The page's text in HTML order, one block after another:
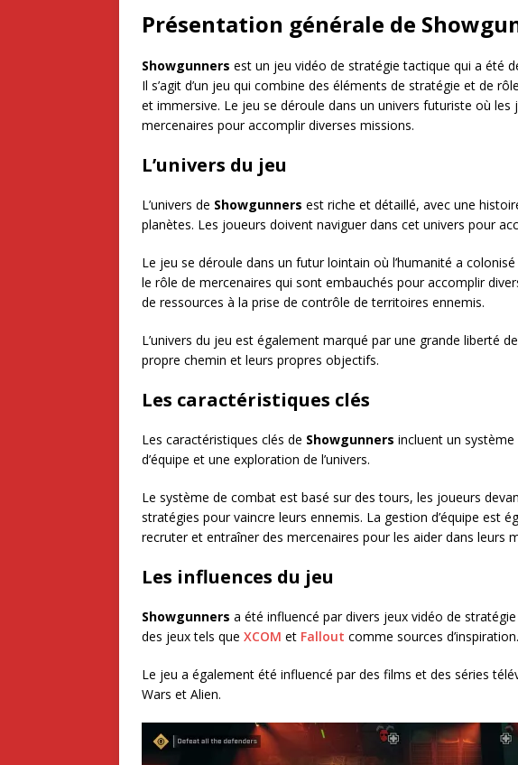
Présentation générale de
Showgunners est un jeu vidéo de stratégie tactique qui a été
Il s’agit d’un jeu qui combine des éléments de stratégie et de
et immersive. Le jeu se déroule dans un univers futuriste où
mercenaires pour accomplir diverses missions.
L’univers du jeu
L’univers de Showgunners est riche et détaillé, avec une
planètes. Les joueurs doivent naviguer dans cet univers pour
Le jeu se déroule dans un futur lointain où l’humanité a
le rôle de mercenaires qui sont embauchés pour accomplir
de ressources à la prise de contrôle de territoires ennemis.
L’univers du jeu est également marqué par une grande liberté
propre chemin et leurs propres objectifs.
Les caractéristiques clés
Les caractéristiques clés de Showgunners incluent un
d’équipe et une exploration de l’univers.
Le système de combat est basé sur des tours, les joueurs
stratégies pour vaincre leurs ennemis. La gestion d’équipe est
recruter et entraîner des mercenaires pour les aider dans leurs
Les influences du jeu
Showgunners a été influencé par divers jeux vidéo de
des jeux tels que XCOM et Fallout comme sources d’inspiration.
Le jeu a également été influencé par des films et des séries
Wars et Alien.